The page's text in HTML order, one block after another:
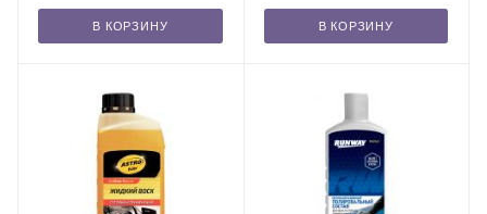
В КОРЗИНУ В КОРЗИНУ